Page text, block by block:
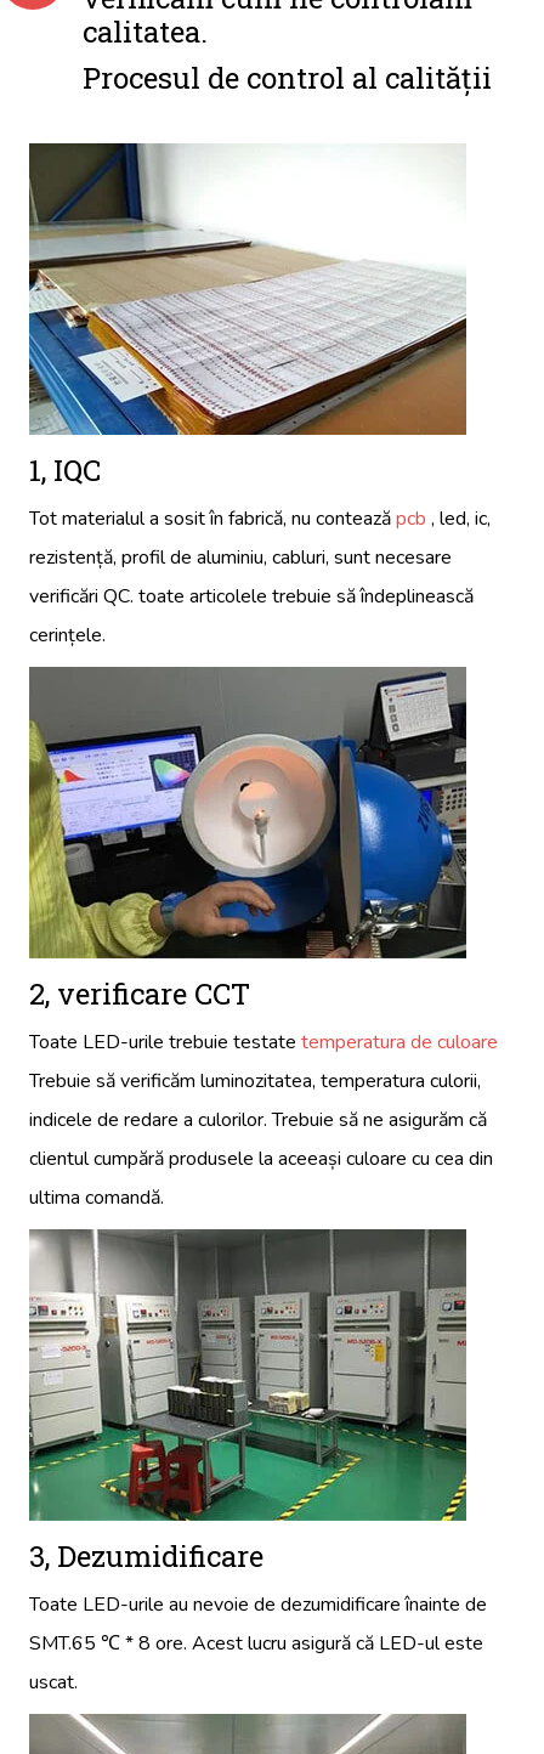
calitatea.
Procesul de control al calității
1, IQC
Tot materialul a sosit în fabrică, nu conteazăpcb , led, ic,
rezistență, profil de aluminiu, cabluri, sunt necesare
verificări QC. toate articolele trebuie să îndeplinească
cerințele.
2, verificare CCT
Toate LED-urile trebuie testate temperatura de culoare
Trebuie să verificăm luminozitatea, temperatura culorii,
indicele de redare a culorilor. Trebuie să ne asigurăm că
clientul cumpără produsele la aceeași culoare cu cea din
ultima comandă.
3, Dezumidificare
Toate LED-urile au nevoie de dezumidificare înainte de
SMT.65 ℃ * 8 ore. Acest lucru asigură că LED-ul este
uscat.